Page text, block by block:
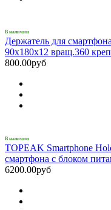
В наличии
Держатель для
90х180х12 вращ.360
800.00руб
В наличии
TOPEAK Smartphone
смартфона с блоком
6200.00руб